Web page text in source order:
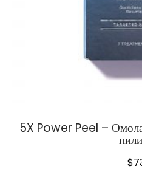
5X Power Peel –
$